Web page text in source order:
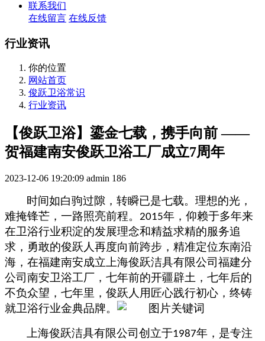
联系我们
在线留言 在线反馈
行业资讯
你的位置
网站首页
俊跃卫浴常识
行业资讯
【俊跃卫浴】鎏金七载，携手向前 ——
贺福建南安俊跃卫浴工厂成立7周年
2023-12-06 19:20:09 admin 186
时间如白驹过隙 ， 转瞬已是七载。 理想的光，
难掩锋芒，一路照亮前程。 2015年， 仰赖于多年来
在卫浴行业积淀的发展理念和精益求精的服务追
求， 勇敢的俊跃人再度向前跨步，精准定位东南沿
海，在福建南安成立上海俊跃洁具有限公司福建分
公司南安卫浴工厂 ，七年前的开疆辟土，七年后的
不负众望，七年里，俊跃人用匠心践行初心，终铸
就卫浴行业金典品牌。
上海俊跃洁具有限公司创立于1987年，是专注